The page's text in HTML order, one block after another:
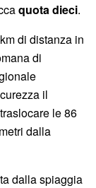
quota dieci.
di distanza in
di
il
le 86
dalla
dalla spiaggia